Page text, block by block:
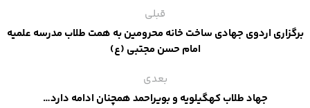
قبلی
برگزاری اردوی جهادی ساخت خانه محرومین به همت طلاب مدرسه علمیه
امام حسن مجتبی (ع)
بعدی
جهاد طلاب کهگیلویه و بویراحمد همچنان ادامه دارد…